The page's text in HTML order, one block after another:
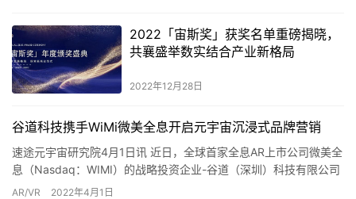
2022「宙斯奖」获奖名单重磅揭晓，
共襄盛举数实结合产业新格局
2022年12月28日
谷道科技携手WiMi微美全息开启元宇宙沉浸式品牌营销
速途元宇宙研究院4月1日讯 近日，全球首家全息AR上市公司微美全
息（Nasdaq：WIMI）的战略投资企业-谷道（深圳）科技有限公司
开始布局元宇宙沉浸式营销。谷道科技致力于AR广告…
AR/VR 2022年4月1日